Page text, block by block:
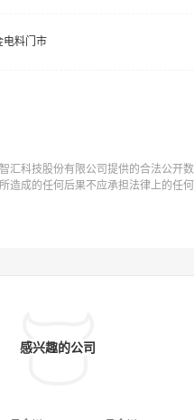
电料门市
汇科技股份有限公司提供的合法公开
造成的任何后果不应承担法律上的任
感兴趣的公司